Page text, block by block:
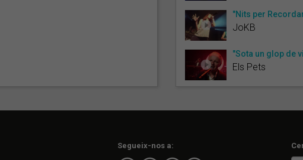
"Nits per
JoKB
"Sota un glop de
Els Pets
Segueix-nos a: